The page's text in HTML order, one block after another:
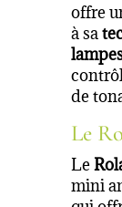
offre
à sa
de
Le
Le
mini